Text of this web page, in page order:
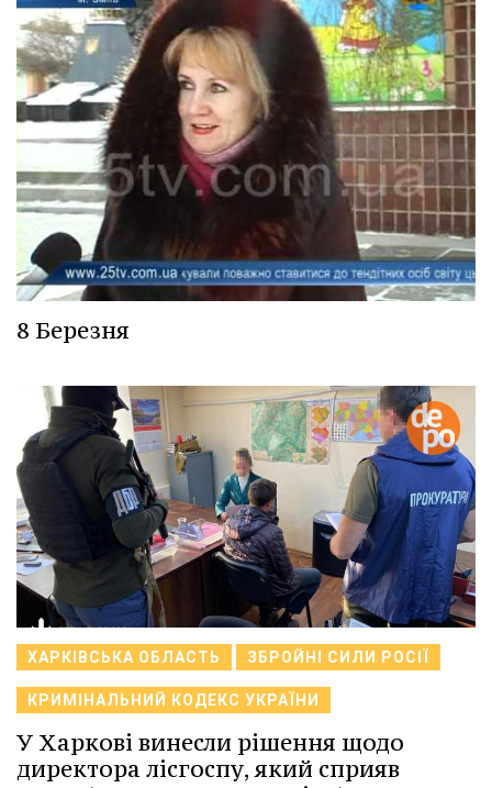
8 Березня
ХАРКІВСЬКА ОБЛАСТЬ ЗБРОЙНІ СИЛИ РОСІЇ
КРИМІНАЛЬНИЙ КОДЕКС УКРАЇНИ
У Харкові винесли рішення щодо
директора лісгоспу, який сприяв